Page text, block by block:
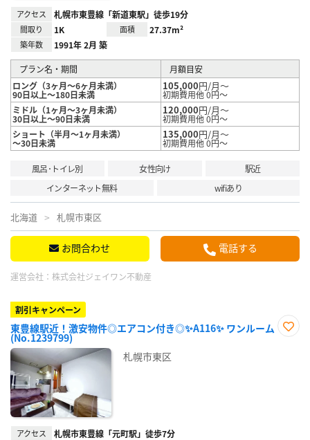
アクセス 札幌市東豊線「新道東駅」徒歩19分
間取り 1K 面積 27.37m²
築年数 1991年 2月 築
プラン名・期間
月額目安
ロング（3ヶ月～6ヶ月未満）
90日以上～180日未満
105,000円/月～
初期費用他 0円～
ミドル（1ヶ月～3ヶ月未満）
30日以上～90日未満
120,000円/月～
初期費用他 0円～
ショート（半月～1ヶ月未満）
～30日未満
135,000円/月～
初期費用他 0円～
風呂･トイレ別 女性向け
駅近
インターネット無料
wifiあり
北海道 札幌市東区
お問合わせ 電話する
運営会社： 株式会社ジェイワン不動産
割引キャンペーン
東豊線駅近！激安物件◎エアコン付き◎✨A116✨ ワンルーム
(No.1239799)
札幌市東区
アクセス 札幌市東豊線「元町駅」徒歩7分